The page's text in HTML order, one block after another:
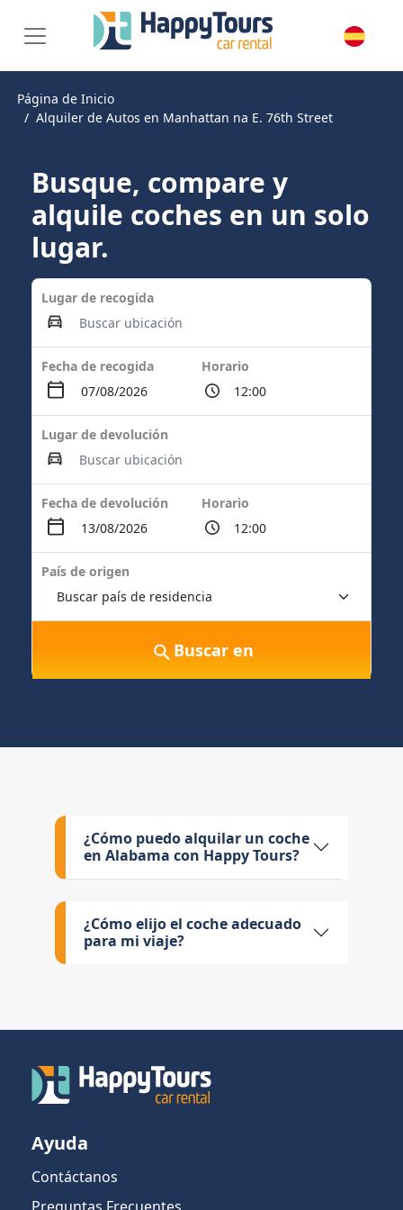
Página de Inicio
Alquiler de Autos en Manhattan na E. 76th Street
Busque, compare y
alquile coches en un solo
lugar.
Lugar de recogida
Fecha de recogida Horario
Lugar de devolución
Fecha de devolución Horario
País de origen
Buscar en
¿Cómo puedo alquilar un coche
en Alabama con Happy Tours?
¿Cómo elijo el coche adecuado
para mi viaje?
Ayuda
Contáctanos